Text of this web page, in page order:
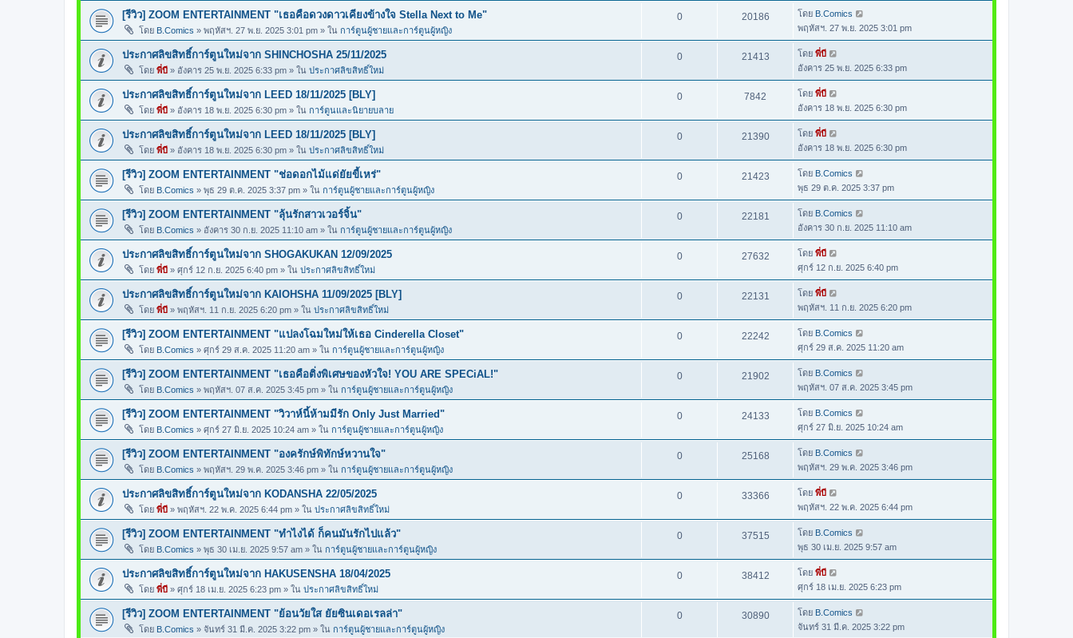
[รีวิว] ZOOM ENTERTAINMENT "เธอคือดวงดาวเคียงข้างใจ Stella Next to Me"
โดย B.Comics » พฤหัสฯ. 27 พ.ย. 2025 3:01 pm » ใน การ์ตูนผู้ชายและการ์ตูนผู้หญิง
0 20186 โดย B.Comics
พฤหัสฯ. 27 พ.ย. 2025 3:01 pm
ประกาศลิขสิทธิ์การ์ตูนใหม่จาก SHINCHOSHA 25/11/2025
โดย พี่บี » อังคาร 25 พ.ย. 2025 6:33 pm » ใน ประกาศลิขสิทธิ์ใหม่
0 21413 โดย พี่บี
อังคาร 25 พ.ย. 2025 6:33 pm
ประกาศลิขสิทธิ์การ์ตูนใหม่จาก LEED 18/11/2025 [BLY]
โดย พี่บี » อังคาร 18 พ.ย. 2025 6:30 pm » ใน การ์ตูนและนิยายบลาย
0 7842 โดย พี่บี
อังคาร 18 พ.ย. 2025 6:30 pm
ประกาศลิขสิทธิ์การ์ตูนใหม่จาก LEED 18/11/2025 [BLY]
โดย พี่บี » อังคาร 18 พ.ย. 2025 6:30 pm » ใน ประกาศลิขสิทธิ์ใหม่
0 21390 โดย พี่บี
อังคาร 18 พ.ย. 2025 6:30 pm
[รีวิว] ZOOM ENTERTAINMENT "ช่อดอกไม้แด่ยัยขี้เหร่"
โดย B.Comics » พุธ 29 ต.ค. 2025 3:37 pm » ใน การ์ตูนผู้ชายและการ์ตูนผู้หญิง
0 21423 โดย B.Comics
พุธ 29 ต.ค. 2025 3:37 pm
[รีวิว] ZOOM ENTERTAINMENT "ลุ้นรักสาวเวอร์จิ้น"
โดย B.Comics » อังคาร 30 ก.ย. 2025 11:10 am » ใน การ์ตูนผู้ชายและการ์ตูนผู้หญิง
0 22181 โดย B.Comics
อังคาร 30 ก.ย. 2025 11:10 am
ประกาศลิขสิทธิ์การ์ตูนใหม่จาก SHOGAKUKAN 12/09/2025
โดย พี่บี » ศุกร์ 12 ก.ย. 2025 6:40 pm » ใน ประกาศลิขสิทธิ์ใหม่
0 27632 โดย พี่บี
ศุกร์ 12 ก.ย. 2025 6:40 pm
ประกาศลิขสิทธิ์การ์ตูนใหม่จาก KAIOHSHA 11/09/2025 [BLY]
โดย พี่บี » พฤหัสฯ. 11 ก.ย. 2025 6:20 pm » ใน ประกาศลิขสิทธิ์ใหม่
0 22131 โดย พี่บี
พฤหัสฯ. 11 ก.ย. 2025 6:20 pm
[รีวิว] ZOOM ENTERTAINMENT "แปลงโฉมใหม่ให้เธอ Cinderella Closet"
โดย B.Comics » ศุกร์ 29 ส.ค. 2025 11:20 am » ใน การ์ตูนผู้ชายและการ์ตูนผู้หญิง
0 22242 โดย B.Comics
ศุกร์ 29 ส.ค. 2025 11:20 am
[รีวิว] ZOOM ENTERTAINMENT "เธอคือติ่งพิเศษของหัวใจ! YOU ARE SPECiAL!"
โดย B.Comics » พฤหัสฯ. 07 ส.ค. 2025 3:45 pm » ใน การ์ตูนผู้ชายและการ์ตูนผู้หญิง
0 21902 โดย B.Comics
พฤหัสฯ. 07 ส.ค. 2025 3:45 pm
[รีวิว] ZOOM ENTERTAINMENT "วิวาห์นี้ห้ามมีรัก Only Just Married"
โดย B.Comics » ศุกร์ 27 มิ.ย. 2025 10:24 am » ใน การ์ตูนผู้ชายและการ์ตูนผู้หญิง
0 24133 โดย B.Comics
ศุกร์ 27 มิ.ย. 2025 10:24 am
[รีวิว] ZOOM ENTERTAINMENT "องครักษ์พิทักษ์หวานใจ"
โดย B.Comics » พฤหัสฯ. 29 พ.ค. 2025 3:46 pm » ใน การ์ตูนผู้ชายและการ์ตูนผู้หญิง
0 25168 โดย B.Comics
พฤหัสฯ. 29 พ.ค. 2025 3:46 pm
ประกาศลิขสิทธิ์การ์ตูนใหม่จาก KODANSHA 22/05/2025
โดย พี่บี » พฤหัสฯ. 22 พ.ค. 2025 6:44 pm » ใน ประกาศลิขสิทธิ์ใหม่
0 33366 โดย พี่บี
พฤหัสฯ. 22 พ.ค. 2025 6:44 pm
[รีวิว] ZOOM ENTERTAINMENT "ทำไงได้ ก็คนมันรักไปแล้ว"
โดย B.Comics » พุธ 30 เม.ย. 2025 9:57 am » ใน การ์ตูนผู้ชายและการ์ตูนผู้หญิง
0 37515 โดย B.Comics
พุธ 30 เม.ย. 2025 9:57 am
ประกาศลิขสิทธิ์การ์ตูนใหม่จาก HAKUSENSHA 18/04/2025
โดย พี่บี » ศุกร์ 18 เม.ย. 2025 6:23 pm » ใน ประกาศลิขสิทธิ์ใหม่
0 38412 โดย พี่บี
ศุกร์ 18 เม.ย. 2025 6:23 pm
[รีวิว] ZOOM ENTERTAINMENT "ย้อนวัยใส ยัยซินเดอเรลล่า"
โดย B.Comics » จันทร์ 31 มี.ค. 2025 3:22 pm » ใน การ์ตูนผู้ชายและการ์ตูนผู้หญิง
0 30890 โดย B.Comics
จันทร์ 31 มี.ค. 2025 3:22 pm